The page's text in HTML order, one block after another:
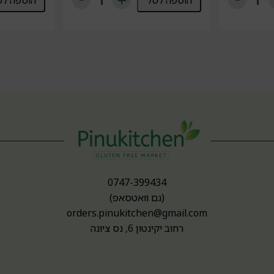
0747-399434
(גם וואטסאפ)
orders.pinukitchen@gmail.com
רחוב יקינטון 6, נס ציונה